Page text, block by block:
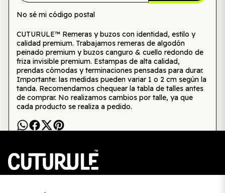
No sé mi código postal
CUTURULE™ Remeras y buzos con identidad, estilo y
calidad premium. Trabajamos remeras de algodón
peinado premium y buzos canguro & cuello redondo de
friza invisible premium. Estampas de alta calidad,
prendas cómodas y terminaciones pensadas para durar.
Importante: las medidas pueden variar 1 o 2 cm según la
tanda. Recomendamos chequear la tabla de talles antes
de comprar. No realizamos cambios por talle, ya que
cada producto se realiza a pedido.